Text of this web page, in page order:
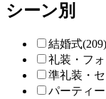
シーン別
結婚式(209)
礼装・フ
準礼装・
パーティ